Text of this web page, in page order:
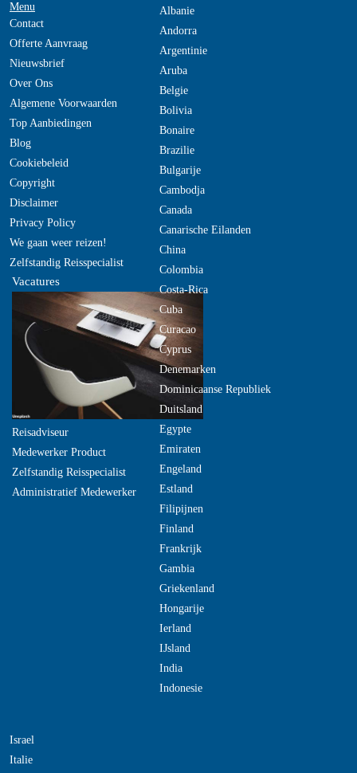
Menu
Contact
Offerte Aanvraag
Nieuwsbrief
Over Ons
Algemene Voorwaarden
Top Aanbiedingen
Blog
Cookiebeleid
Copyright
Disclaimer
Privacy Policy
We gaan weer reizen!
Zelfstandig Reisspecialist
Vacatures
Reisadviseur
Medewerker Product
Zelfstandig Reisspecialist
Administratief Medewerker
Albanie
Andorra
Argentinie
Aruba
Belgie
Bolivia
Bonaire
Brazilie
Bulgarije
Cambodja
Canada
Canarische Eilanden
China
Colombia
Costa-Rica
Cuba
Curacao
Cyprus
Denemarken
Dominicaanse Republiek
Duitsland
Egypte
Emiraten
Engeland
Estland
Filipijnen
Finland
Frankrijk
Gambia
Griekenland
Hongarije
Ierland
IJsland
India
Indonesie
Israel
Italie